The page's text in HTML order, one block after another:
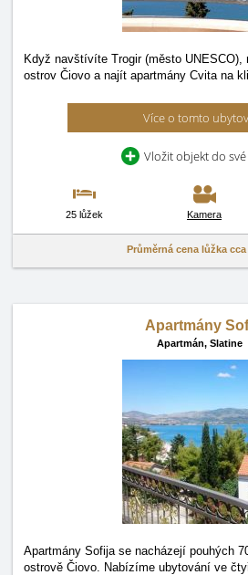
Když navštívíte Trogir (město
ostrov Čiovo a najít apartmány Cvita na
Více o tomto
Vložit objekt do
25 lůžek Kamera
Průměrná cena lůžka cca
Apartmány
Apartmán, Slatine
Apartmány Sofija se nacházejí pouhých
ostrově Čiovo. Nabízíme ubytování ve